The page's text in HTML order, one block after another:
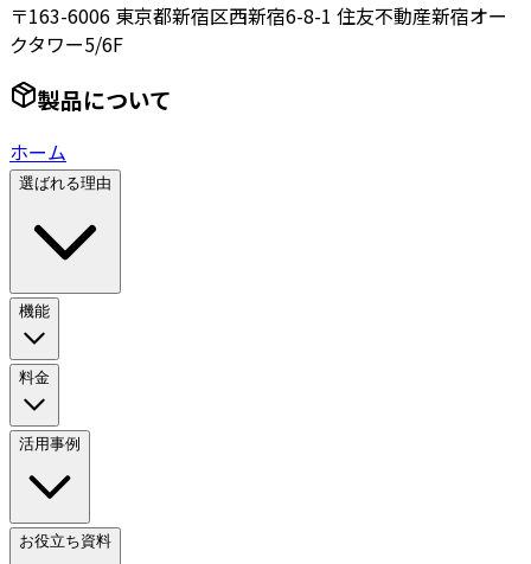
〒163-6006 東京都新宿区西新宿6-8-1 住友不動産新宿オー
クタワー5/6F
製品について
ホーム
選ばれる理由
機能
料金
活用事例
お役立ち資料